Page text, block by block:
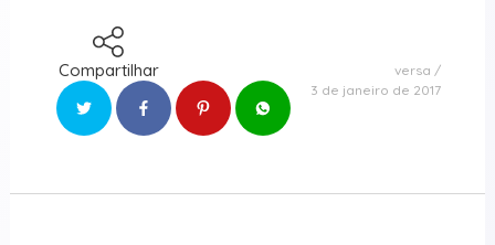
Compartilhar
versa
3 de janeiro de 2017